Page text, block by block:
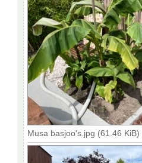
Musa basjoo's.jpg (61.46